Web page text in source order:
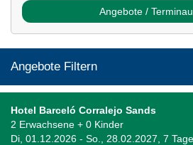
Angebote /
Angebote Filtern
Hotel Barceló Corralejo Sands
2 Erwachsene + 0 Kinder
Di, 01.12.2026 - So., 28.02.2027, 7 Tage